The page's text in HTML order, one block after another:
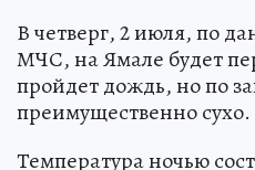
В четверг, 2 июля, по
МЧС, на Ямале будет
пройдет дождь, но по
преимущественно сухо.
Температура ночью